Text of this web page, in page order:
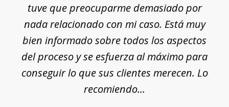
tuve que preocuparme demasiado por
nada relacionado con mi caso. Está muy
bien informado sobre todos los aspectos
del proceso y se esfuerza al máximo para
conseguir lo que sus clientes merecen. Lo
recomiendo...